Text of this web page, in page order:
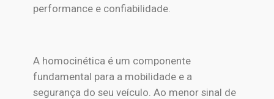
performance e confiabilidade.
A homocinética é um componente
fundamental para a mobilidade e a
segurança do seu veículo. Ao menor sinal de